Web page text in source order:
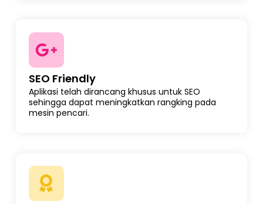
SEO Friendly
Aplikasi telah dirancang khusus untuk SEO
sehingga dapat meningkatkan rangking pada
mesin pencari.